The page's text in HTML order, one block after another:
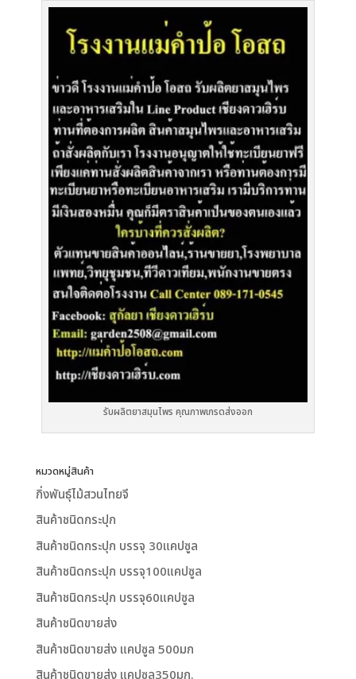
รับผลิตยาสมุนไพร คุณภาพเกรดส่งออก
หมวดหมู่สินค้า
กิ่งพันธุ์ไม้สวนไทยจี
สินค้าชนิดกระปุก
สินค้าชนิดกระปุก บรรจุ 30แคปซูล
สินค้าชนิดกระปุก บรรจุ100แคปซูล
สินค้าชนิดกระปุก บรรจุ60แคปซูล
สินค้าชนิดขายส่ง
สินค้าชนิดขายส่ง แคปซูล 500มก